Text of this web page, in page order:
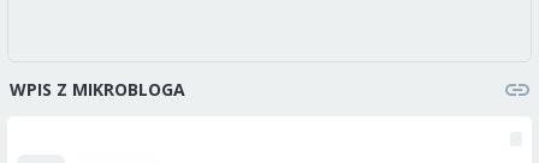
WPIS Z MIKROBLOGA